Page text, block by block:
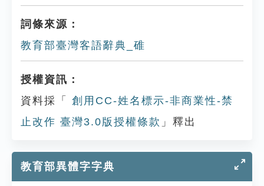
詞條來源：
教育部臺灣客語辭典_碓
授權資訊：
資料採「
創用CC-姓名標示-非商業性-禁
止改作 臺灣3.0版授權條款 」釋出
教育部異體字字典